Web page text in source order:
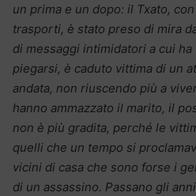
un prima e un dopo: il Txato,
trasporti, è stato preso di mira
di messaggi intimidatori a cui
piegarsi, è caduto vittima di un
andata, non riuscendo più a
hanno ammazzato il marito, il
non è più gradita, perché le
quelli che un tempo si
vicini di casa che sono forse i
di un assassino. Passano gli